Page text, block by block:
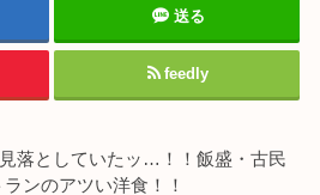
送る
feedly
落としていたッ…！！飯盛・古民
ンのアツい洋食！！